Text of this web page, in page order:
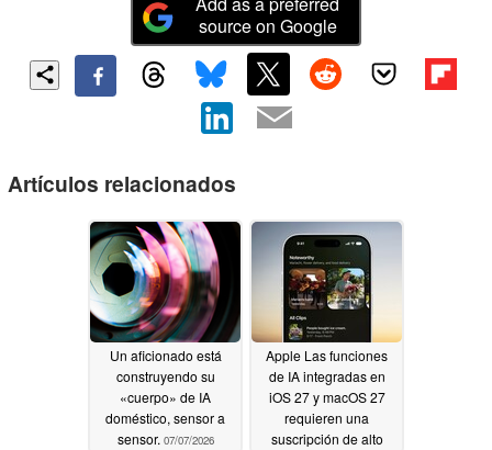
source on Google
Artículos relacionados
Un aficionado está
construyendo su
«cuerpo» de IA
doméstico, sensor a
sensor. 07/07/2026
Apple Las funciones
de IA integradas en
iOS 27 y macOS 27
requieren una
suscripción de alto